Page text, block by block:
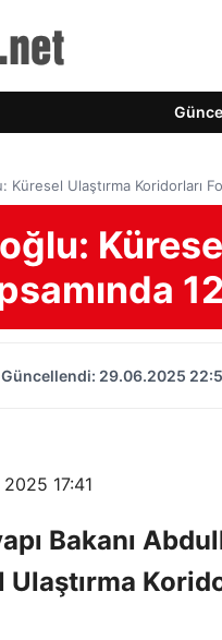
Küresel Ulaştırma Koridorları
Güncellendi: 29.06.2025
17:41
Bakanı
Ulaştırma